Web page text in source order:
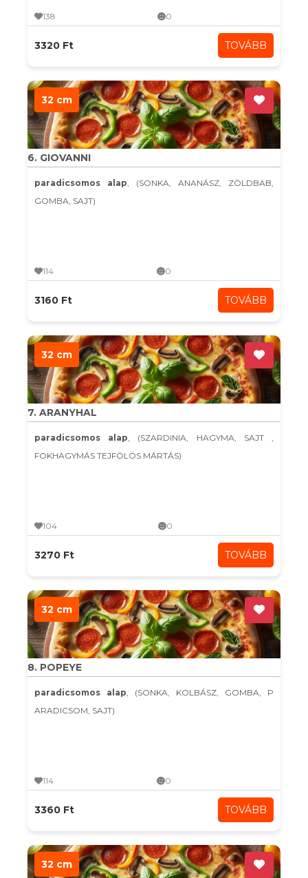
138 0
3320 Ft TOVÁBB
32 cm
6. GIOVANNI
paradicsomos alap, (SONKA, ANANÁSZ, ZÖLDBAB,
GOMBA, SAJT)
114 0
3160 Ft TOVÁBB
32 cm
7. ARANYHAL
paradicsomos alap, (SZARDINIA, HAGYMA, SAJT ,
FOKHAGYMÁS TEJFÖLÖS MÁRTÁS)
104 0
3270 Ft TOVÁBB
32 cm
8. POPEYE
paradicsomos alap, (SONKA, KOLBÁSZ, GOMBA, P
ARADICSOM, SAJT)
114 0
3360 Ft TOVÁBB
32 cm